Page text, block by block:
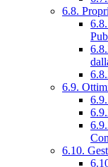
6.8.
6.9.
6.10.